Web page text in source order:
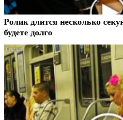
Ролик длится несколько
будете долго